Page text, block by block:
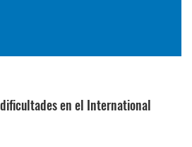
en el International